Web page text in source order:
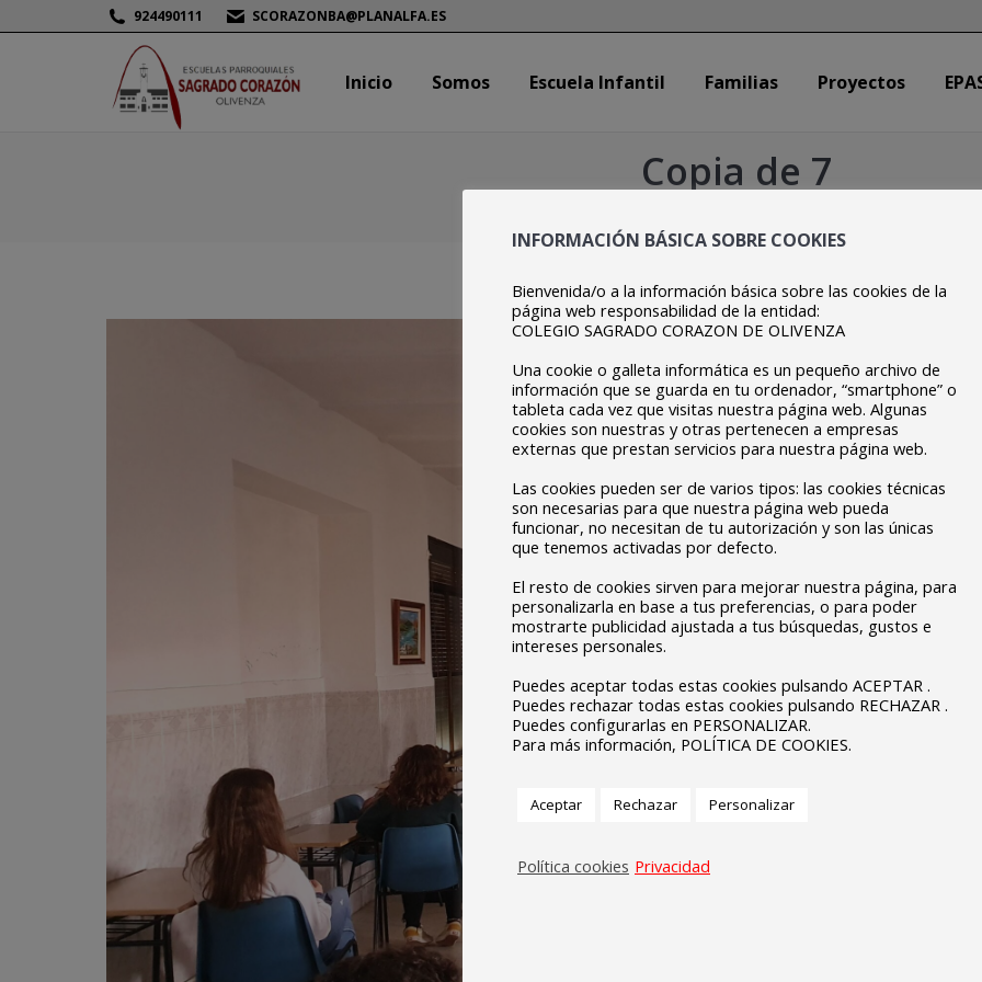
924490111 SCORAZONBA@PLANALFA.ES
Inicio Somos Escuela Infantil Familias Proyectos
Copia de 7
INFORMACIÓN BÁSICA SOBRE COOKIES
Bienvenida/o a la información básica sobre las cookies de la
página web responsabilidad de la entidad:
COLEGIO SAGRADO CORAZON DE OLIVENZA
Una cookie o galleta informática es un pequeño archivo de
información que se guarda en tu ordenador, “smartphone” o
tableta cada vez que visitas nuestra página web. Algunas
cookies son nuestras y otras pertenecen a empresas
externas que prestan servicios para nuestra página web.
Las cookies pueden ser de varios tipos: las cookies técnicas
son necesarias para que nuestra página web pueda
funcionar, no necesitan de tu autorización y son las únicas
que tenemos activadas por defecto.
El resto de cookies sirven para mejorar nuestra página, para
personalizarla en base a tus preferencias, o para poder
mostrarte publicidad ajustada a tus búsquedas, gustos e
intereses personales.
Puedes aceptar todas estas cookies pulsando ACEPTAR .
Puedes rechazar todas estas cookies pulsando RECHAZAR .
Puedes configurarlas en PERSONALIZAR.
Para más información, POLÍTICA DE COOKIES.
Aceptar Rechazar Personalizar
Política cookies Privacidad
Inicio Somos Escuela Infantil Familias Proyectos